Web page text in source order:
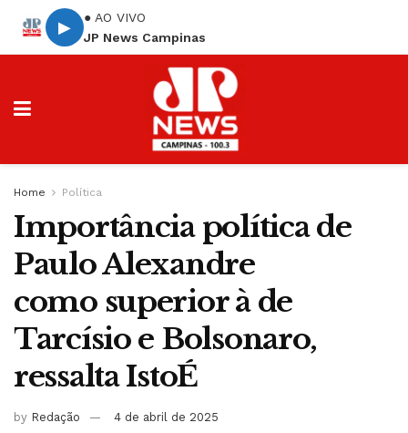
▶
● AO VIVO
JP News Campinas
Home Política
Importância política de
Paulo Alexandre
como superior à de
Tarcísio e Bolsonaro,
ressalta IstoÉ
by Redação 4 de abril de 2025